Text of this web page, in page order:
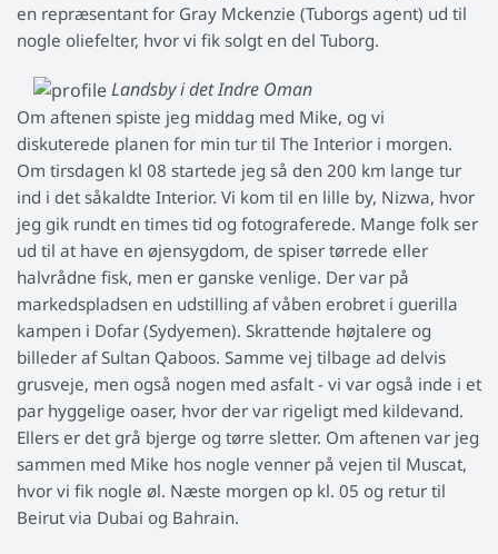
en repræsentant for Gray Mckenzie (Tuborgs agent) ud til
nogle oliefelter, hvor vi fik solgt en del Tuborg.
Landsby i det Indre Oman
Om aftenen spiste jeg middag med Mike, og vi
diskuterede planen for min tur til The Interior i morgen.
Om tirsdagen kl 08 startede jeg så den 200 km lange tur
ind i det såkaldte Interior. Vi kom til en lille by, Nizwa, hvor
jeg gik rundt en times tid og fotograferede. Mange folk ser
ud til at have en øjensygdom, de spiser tørrede eller
halvrådne fisk, men er ganske venlige. Der var på
markedspladsen en udstilling af våben erobret i guerilla
kampen i Dofar (Sydyemen). Skrattende højtalere og
billeder af Sultan Qaboos. Samme vej tilbage ad delvis
grusveje, men også nogen med asfalt - vi var også inde i et
par hyggelige oaser, hvor der var rigeligt med kildevand.
Ellers er det grå bjerge og tørre sletter. Om aftenen var jeg
sammen med Mike hos nogle venner på vejen til Muscat,
hvor vi fik nogle øl. Næste morgen op kl. 05 og retur til
Beirut via Dubai og Bahrain.